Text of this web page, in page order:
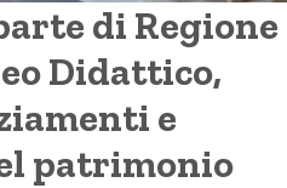
di Regione
Didattico,
e
patrimonio